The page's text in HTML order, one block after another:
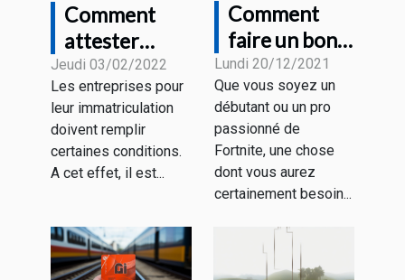
Comment
attester
juridiquement
de l’existence
de votre
entreprise ?
Jeudi 03/02/2022
Les entreprises pour
leur immatriculation
doivent remplir
certaines conditions.
A cet effet, il est...
Comment
faire un bon
choix de
souris gamer
pour Fortnite
?
Lundi 20/12/2021
Que vous soyez un
débutant ou un pro
passionné de
Fortnite, une chose
dont vous aurez
certainement besoin...